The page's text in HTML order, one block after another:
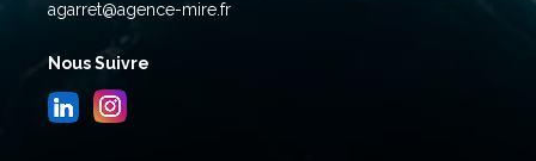
agarret@agence-mire.fr
Nous Suivre